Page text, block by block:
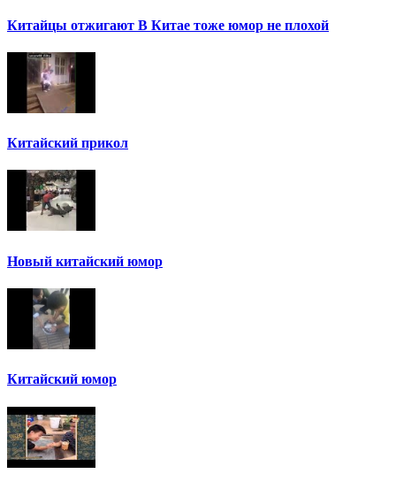
Китайцы отжигают В Китае тоже юмор не плохой
Китайский прикол
Новый китайский юмор
Китайский юмор